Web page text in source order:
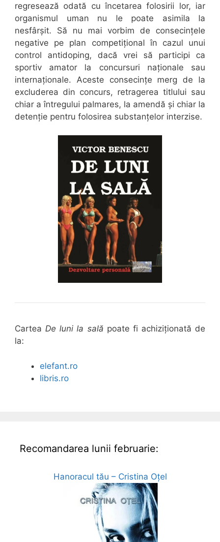
regresează odată cu încetarea folosirii lor, iar
organismul uman nu le poate asimila la
nesfârșit. Să nu mai vorbim de consecințele
negative pe plan competițional în cazul unui
control antidoping, dacă vrei să participi ca
sportiv amator la concursuri naționale sau
internaționale. Aceste consecințe merg de la
excluderea din concurs, retragerea titlului sau
chiar a întregului palmares, la amendă și chiar la
detenție pentru folosirea substanțelor interzise.
CarteaDe luni la sală poate fi achiziționată de
la:
elefant.ro
libris.ro
Recomandarea lunii februarie:
Hanoracul tău – Cristina Oțel